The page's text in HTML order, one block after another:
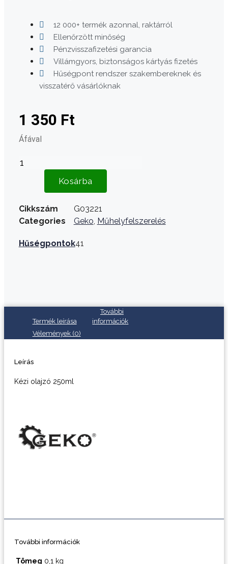
12 000+ termék azonnal, raktárról
Ellenőrzött minőség
Pénzvisszafizetési garancia
Villámgyors, biztonságos kártyás fizetés
Hűségpont rendszer szakembereknek és
visszatérő vásárlóknak
1 350 Ft
Áfával
Kézi
Kosárba
Cikkszám
G03221
Categories
Geko, Műhelyfelszerelés
Hűségpontok41
Termék leírása
További
információk
Vélemények (0)
Leírás
Kézi olajzó 250ml
További információk
Tömeg 0,1 kg